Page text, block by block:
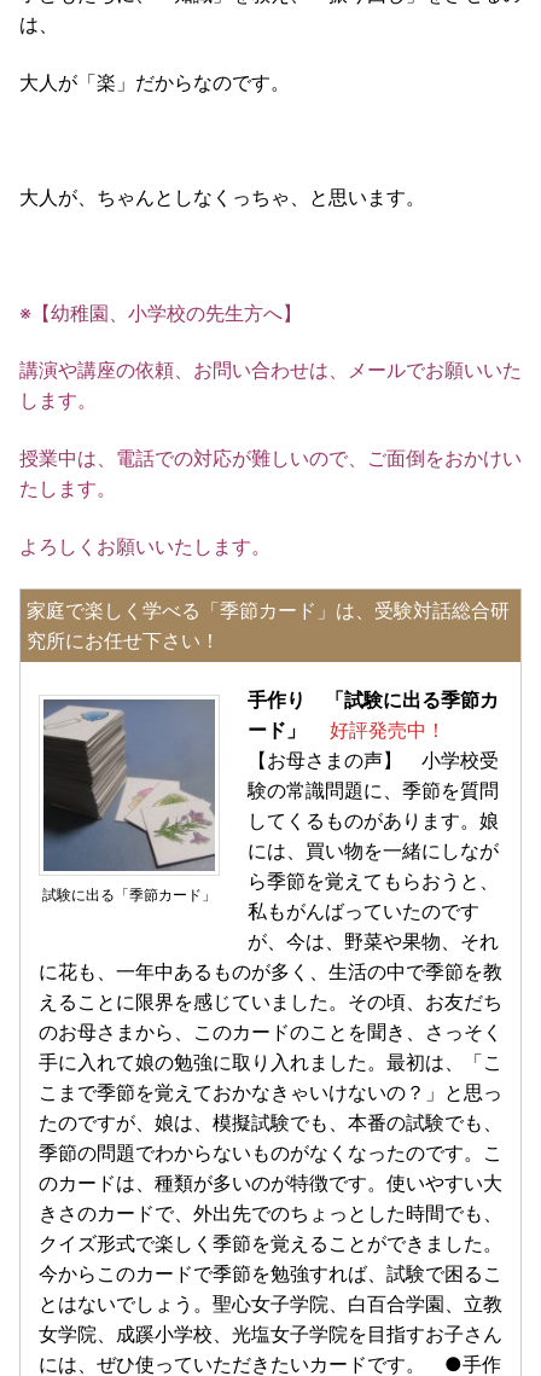
は、
大人が「楽」だからなのです。
大人が、ちゃんとしなくっちゃ、と思います。
※【幼稚園、小学校の先生方へ】
講演や講座の依頼、お問い合わせは、メールでお願いいた
します。
授業中は、電話での対応が難しいので、ご面倒をおかけい
たします。
よろしくお願いいたします。
家庭で楽しく学べる「季節カード」は、受験対話総合研
究所にお任せ下さい！
試験に出る「季節カード」
手作り 「試験に出る季節カ
ード」 好評発売中！
【お母さまの声】 小学校受
験の常識問題に、季節を質問
してくるものがあります。娘
には、買い物を一緒にしなが
ら季節を覚えてもらおうと、
私もがんばっていたのです
が、今は、野菜や果物、それ
に花も、一年中あるものが多く、生活の中で季節を教
えることに限界を感じていました。その頃、お友だち
のお母さまから、このカードのことを聞き、さっそく
手に入れて娘の勉強に取り入れました。最初は、「こ
こまで季節を覚えておかなきゃいけないの？」と思っ
たのですが、娘は、模擬試験でも、本番の試験でも、
季節の問題でわからないものがなくなったのです。こ
のカードは、種類が多いのが特徴です。使いやすい大
きさのカードで、外出先でのちょっとした時間でも、
クイズ形式で楽しく季節を覚えることができました。
今からこのカードで季節を勉強すれば、試験で困るこ
とはないでしょう。聖心女子学院、白百合学園、立教
女学院、成蹊小学校、光塩女子学院を目指すお子さん
には、ぜひ使っていただきたいカードです。 ●手作